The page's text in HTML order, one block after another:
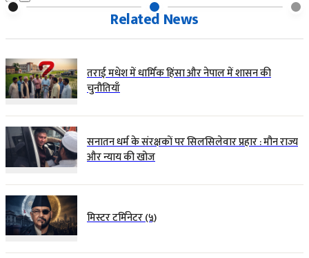
Related News
तराई मधेश में धार्मिक हिंसा और नेपाल में शासन की
चुनौतियाँ
सनातन धर्म के संरक्षकों पर सिलसिलेवार प्रहार : मौन राज्य
और न्याय की खोज
मिस्टर टर्मिनेटर (५)